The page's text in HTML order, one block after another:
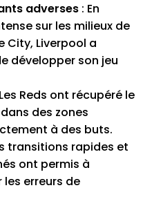
adverses : En
sur les milieux de
City, Liverpool a
développer son jeu
Reds ont récupéré le
des zones
à des buts.
transitions rapides et
ont permis à
erreurs de